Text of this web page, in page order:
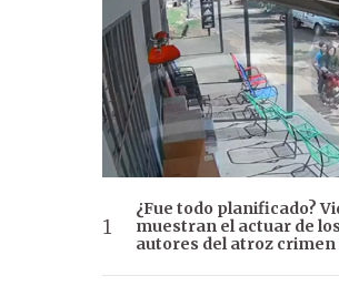
¿Fue todo planificado?
muestran el actuar de
autores del atroz crimen